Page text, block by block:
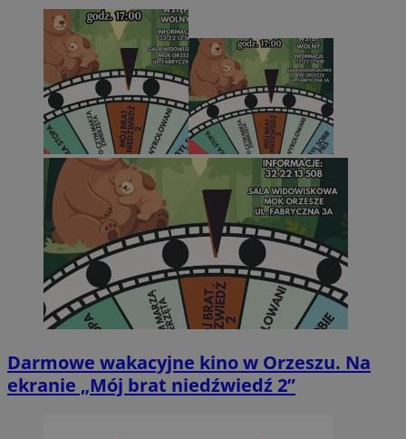
Darmowe wakacyjne kino w Orzeszu. Na
ekranie „Mój brat niedźwiedź 2”